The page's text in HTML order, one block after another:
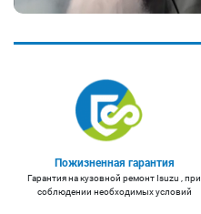
Пожизненная гарантия
Гарантия на кузовной ремонт Isuzu , при
соблюдении необходимых условий